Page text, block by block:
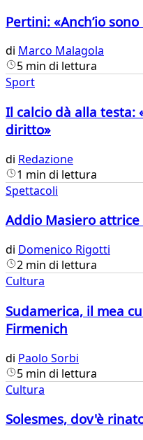
Pertini: «Anch’io
di Marco Malagola
5 min di lettura
Sport
Il calcio dà alla testa:
diritto»
di Redazione
1 min di lettura
Spettacoli
Addio Masiero
di Domenico Rigotti
2 min di lettura
Cultura
Sudamerica, il mea
Firmenich
di Paolo Sorbi
5 min di lettura
Cultura
Solesmes, dov'è